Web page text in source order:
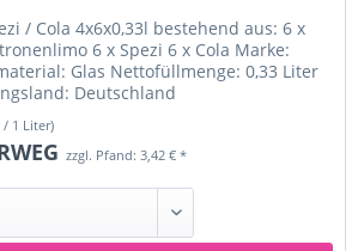
/ Cola 4x6x0,33l bestehend aus: 6 x
6 x Spezi 6 x Cola Marke:
Glas Nettofüllmenge: 0,33 Liter
Deutschland
/ 1 Liter)
zzgl. Pfand: 3,42 € *